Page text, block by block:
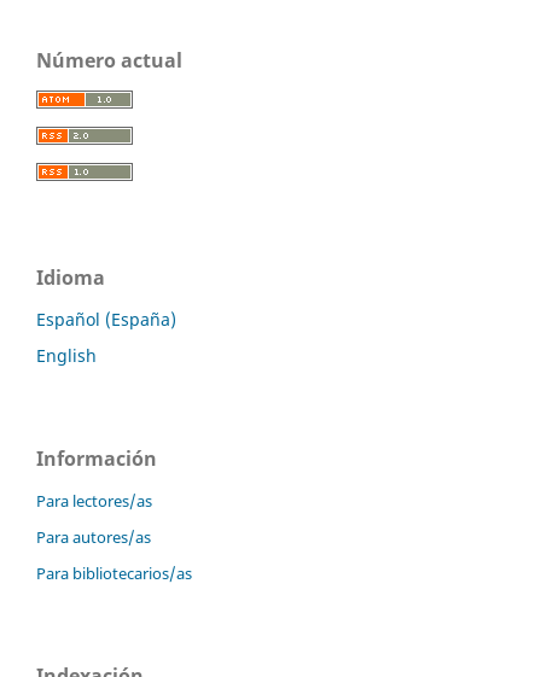
Número actual
Idioma
Español (España)
English
Información
Para lectores/as
Para autores/as
Para bibliotecarios/as